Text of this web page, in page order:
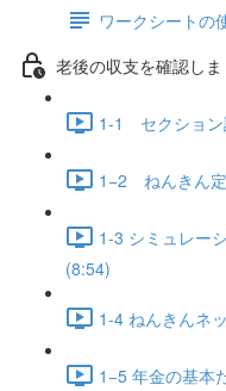
ワークシートの
老後の収支を確認しま
1-1 セクション
1−2 ねんきん定
1-3 シミュレー
(8:54)
1-4 ねんきんネ
1−5 年金の基本